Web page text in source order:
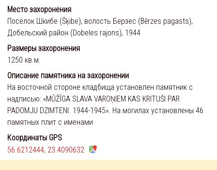
Место захоронения
Посёлок Шкибе (Šķibe), волость Берзес (Bērzes pagasts),
Добельский район (Dobeles rajons), 1944
Размеры захоронения
1250 кв.м.
Описание памятника на захоронении
На восточной стороне кладбища установлен памятник с
надписью: «MŪŽĪGA SLAVA VAROŅIEM KAS KRITUŠI PAR
PADOMJU DZIMTENI. 1944-1945». На могилах установлены 46
памятных плит с именами
Координаты GPS
56.6212444, 23.4090632